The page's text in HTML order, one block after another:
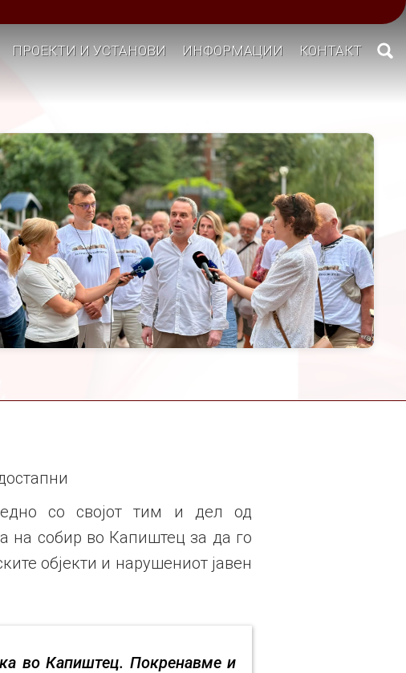
ПРОЕКТИ И УСТАНОВИ ИНФОРМАЦИИ КОНТАКТ
со својот тим и дел од
на собир во Капиштец за да го
објекти и нарушениот јавен
во Капиштец. Покренавме и